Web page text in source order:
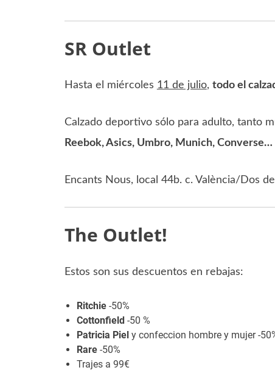
SR Outlet
Hasta el miércoles 11 de julio, todo el
Calzado deportivo sólo para adulto, tanto
Reebok, Asics, Umbro, Munich, Converse…
Encants Nous, local 44b. c. València/Dos
The Outlet!
Estos son sus descuentos en rebajas:
Ritchie-50%
Cottonfield -50 %
Patricia Piel y confeccion hombre y mujer -
Rare-50%
Trajes a 99€